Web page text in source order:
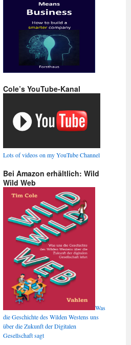
Cole’s YouTube-Kanal
Lots of videos on my YouTube Channel
Bei Amazon erhältlich: Wild
Wild Web
Was
die Geschichte des Wilden Westens uns
über die Zukunft der Digitalen
Gesellschaft sagt